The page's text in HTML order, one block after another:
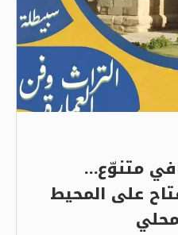
متنوّع…
على المحيط